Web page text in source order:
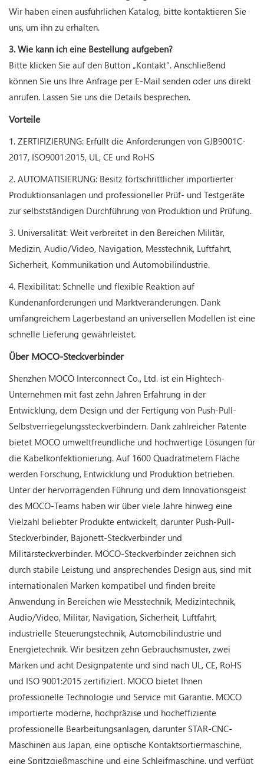
Wir haben einen ausführlichen Katalog, bitte kontaktieren Sie
uns, um ihn zu erhalten.
3. Wie kann ich eine Bestellung aufgeben?
Bitte klicken Sie auf den Button „Kontakt“. Anschließend
können Sie uns Ihre Anfrage per E-Mail senden oder uns direkt
anrufen. Lassen Sie uns die Details besprechen.
Vorteile
1. ZERTIFIZIERUNG: Erfüllt die Anforderungen von GJB9001C-
2017, ISO9001:2015, UL, CE und RoHS
2. AUTOMATISIERUNG: Besitz fortschrittlicher importierter
Produktionsanlagen und professioneller Prüf- und Testgeräte
zur selbstständigen Durchführung von Produktion und Prüfung.
3. Universalität: Weit verbreitet in den Bereichen Militär,
Medizin, Audio/Video, Navigation, Messtechnik, Luftfahrt,
Sicherheit, Kommunikation und Automobilindustrie.
4. Flexibilität: Schnelle und flexible Reaktion auf
Kundenanforderungen und Marktveränderungen. Dank
umfangreichem Lagerbestand an universellen Modellen ist eine
schnelle Lieferung gewährleistet.
Über MOCO-Steckverbinder
Shenzhen MOCO Interconnect Co., Ltd. ist ein Hightech-
Unternehmen mit fast zehn Jahren Erfahrung in der
Entwicklung, dem Design und der Fertigung von Push-Pull-
Selbstverriegelungssteckverbindern. Dank zahlreicher Patente
bietet MOCO umweltfreundliche und hochwertige Lösungen für
die Kabelkonfektionierung. Auf 1600 Quadratmetern Fläche
werden Forschung, Entwicklung und Produktion betrieben.
Unter der hervorragenden Führung und dem Innovationsgeist
des MOCO-Teams haben wir über viele Jahre hinweg eine
Vielzahl beliebter Produkte entwickelt, darunter Push-Pull-
Steckverbinder, Bajonett-Steckverbinder und
Militärsteckverbinder. MOCO-Steckverbinder zeichnen sich
durch stabile Leistung und ansprechendes Design aus, sind mit
internationalen Marken kompatibel und finden breite
Anwendung in Bereichen wie Messtechnik, Medizintechnik,
Audio/Video, Militär, Navigation, Sicherheit, Luftfahrt,
industrielle Steuerungstechnik, Automobilindustrie und
Energietechnik. Wir besitzen zehn Gebrauchsmuster, zwei
Marken und acht Designpatente und sind nach UL, CE, RoHS
und ISO 9001:2015 zertifiziert. MOCO bietet Ihnen
professionelle Technologie und Service mit Garantie. MOCO
importierte moderne, hochpräzise und hocheffiziente
professionelle Bearbeitungsanlagen, darunter STAR-CNC-
Maschinen aus Japan, eine optische Kontaktsortiermaschine,
eine Spritzgießmaschine und eine Schleifmaschine, und verfügt